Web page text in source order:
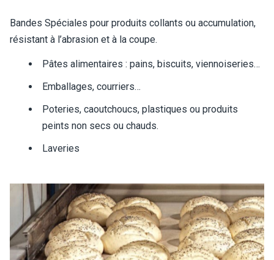
Bandes Spéciales pour produits collants ou accumulation,
résistant à l’abrasion et à la coupe.
Pâtes alimentaires : pains, biscuits, viennoiseries…
Emballages, courriers…
Poteries, caoutchoucs, plastiques ou produits
peints non secs ou chauds.
Laveries